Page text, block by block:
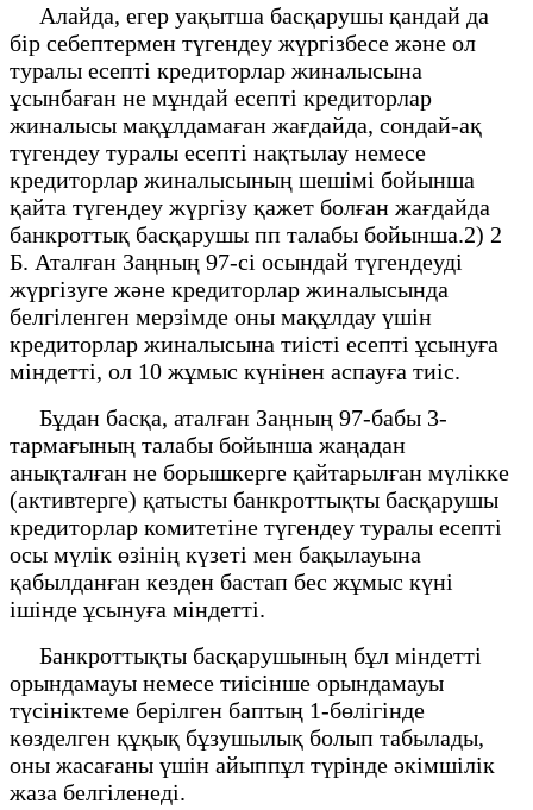
Алайда, егер уақытша басқарушы қандай да
бір себептермен түгендеу жүргізбесе және ол
туралы есепті кредиторлар жиналысына
ұсынбаған не мұндай есепті кредиторлар
жиналысы мақұлдамаған жағдайда, сондай-ақ
түгендеу туралы есепті нақтылау немесе
кредиторлар жиналысының шешімі бойынша
қайта түгендеу жүргізу қажет болған жағдайда
банкроттық басқарушы пп талабы бойынша.2) 2
Б. Аталған Заңның 97-сі осындай түгендеуді
жүргізуге және кредиторлар жиналысында
белгіленген мерзімде оны мақұлдау үшін
кредиторлар жиналысына тиісті есепті ұсынуға
міндетті, ол 10 жұмыс күнінен аспауға тиіс.
Бұдан басқа, аталған Заңның 97-бабы 3-
тармағының талабы бойынша жаңадан
анықталған не борышкерге қайтарылған мүлікке
(активтерге) қатысты банкроттықты басқарушы
кредиторлар комитетіне түгендеу туралы есепті
осы мүлік өзінің күзеті мен бақылауына
қабылданған кезден бастап бес жұмыс күні
ішінде ұсынуға міндетті.
Банкроттықты басқарушының бұл міндетті
орындамауы немесе тиісінше орындамауы
түсініктеме берілген баптың 1-бөлігінде
көзделген құқық бұзушылық болып табылады,
оны жасағаны үшін айыппұл түрінде әкімшілік
жаза белгіленеді.